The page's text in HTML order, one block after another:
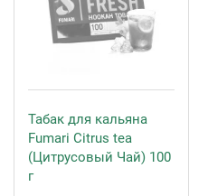
Табак для кальяна
Fumari Citrus tea
(Цитрусовый Чай) 100
г